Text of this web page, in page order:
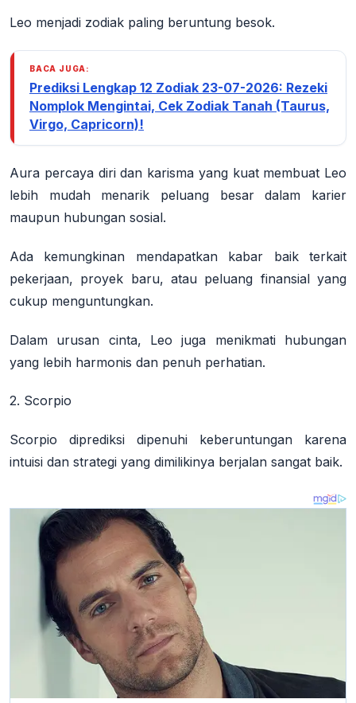
Leo menjadi zodiak paling beruntung besok.
BACA JUGA:
Prediksi Lengkap 12 Zodiak 23-07-2026: Rezeki
Nomplok Mengintai, Cek Zodiak Tanah (Taurus,
Virgo, Capricorn)!
Aura percaya diri dan karisma yang kuat membuat Leo
lebih mudah menarik peluang besar dalam karier
maupun hubungan sosial.
Ada kemungkinan mendapatkan kabar baik terkait
pekerjaan, proyek baru, atau peluang finansial yang
cukup menguntungkan.
Dalam urusan cinta, Leo juga menikmati hubungan
yang lebih harmonis dan penuh perhatian.
2. Scorpio
Scorpio diprediksi dipenuhi keberuntungan karena
intuisi dan strategi yang dimilikinya berjalan sangat baik.